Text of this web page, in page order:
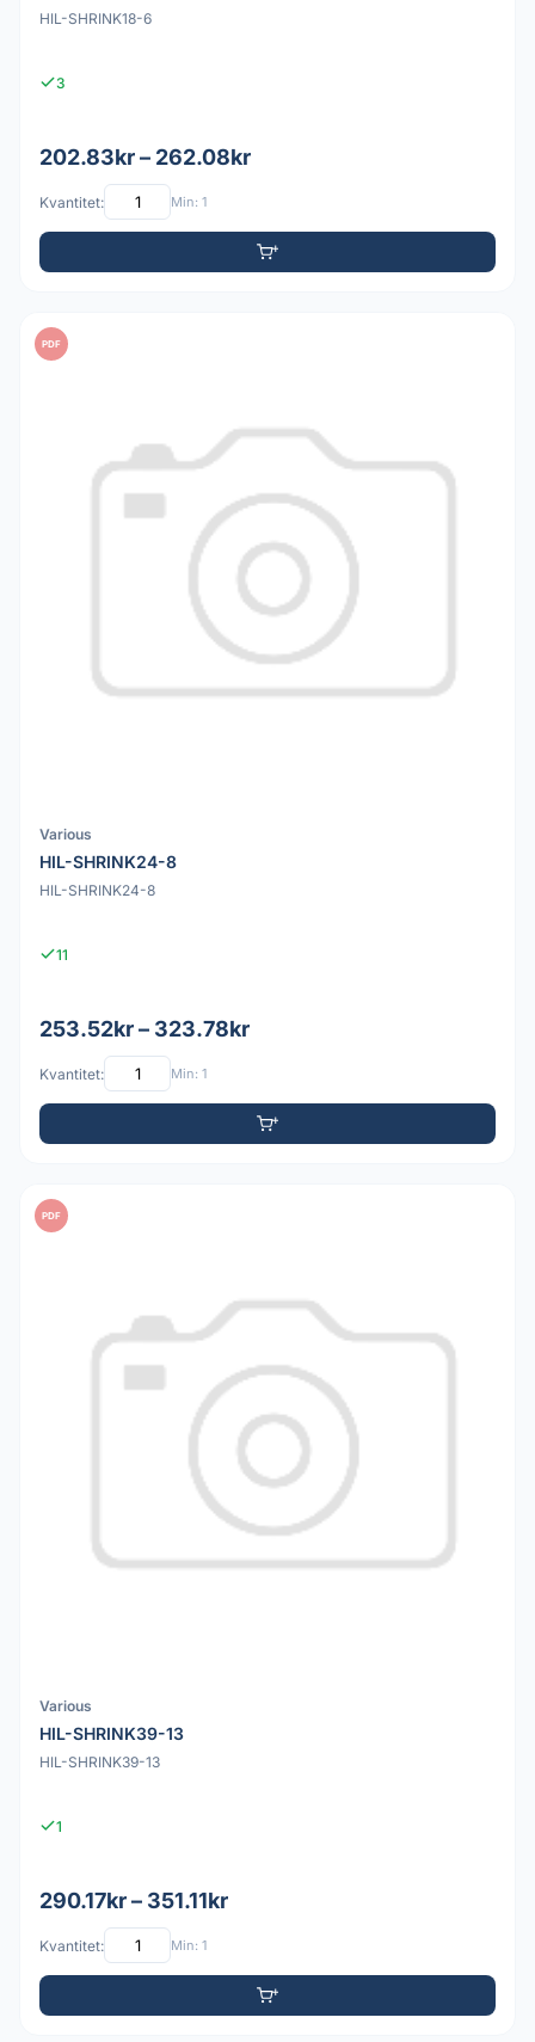
HIL-SHRINK18-6
3
202.83kr – 262.08kr
Kvantitet: Min: 1
PDF
Various
HIL-SHRINK24-8
HIL-SHRINK24-8
11
253.52kr – 323.78kr
Kvantitet: Min: 1
PDF
Various
HIL-SHRINK39-13
HIL-SHRINK39-13
1
290.17kr – 351.11kr
Kvantitet: Min: 1